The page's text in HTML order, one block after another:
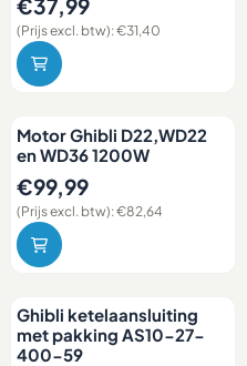
€37,99
(Prijs excl. btw):€31,40
Motor Ghibli D22,WD22
en WD36 1200W
Prijs: 99,99, exclusief btw:
€99,99
(Prijs excl. btw):€82,64
Ghibli ketelaansluiting
met pakking AS10-27-
400-59